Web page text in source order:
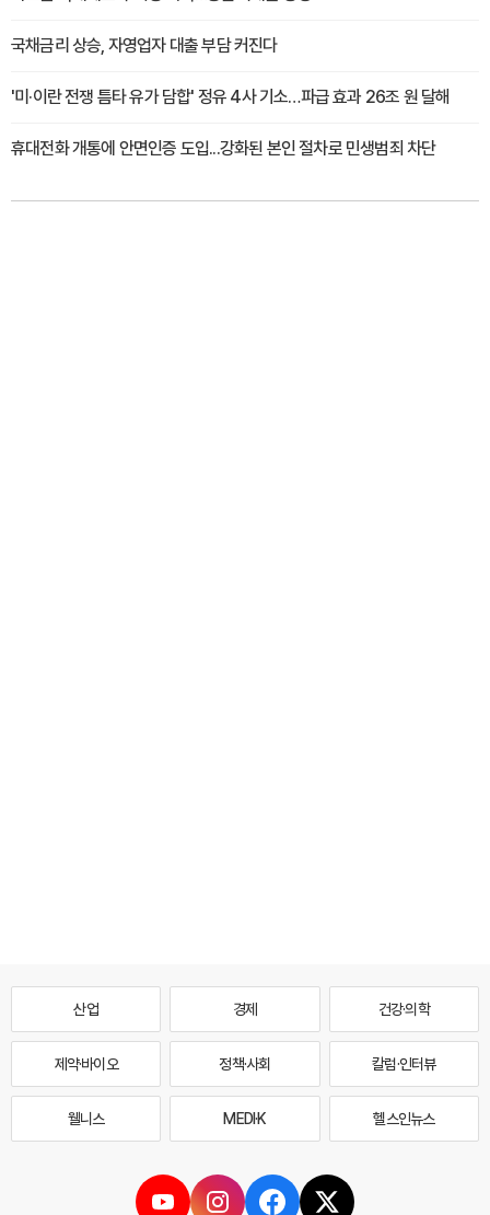
국채금리 상승, 자영업자 대출 부담 커진다
'미·이란 전쟁 틈타 유가 담합' 정유 4사 기소…파급 효과 26조 원 달해
휴대전화 개통에 안면인증 도입...강화된 본인 절차로 민생범죄 차단
산업 경제 건강·의학
제약·바이오 정책·사회 칼럼·인터뷰
웰니스 MEDI·K 헬스인뉴스